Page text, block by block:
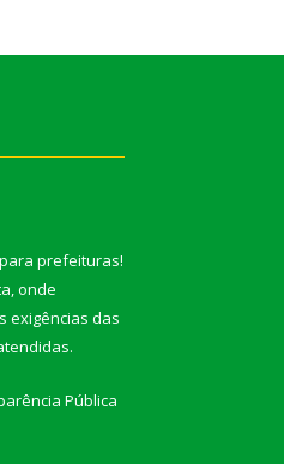
prefeituras!
onde
exigências das
Pública